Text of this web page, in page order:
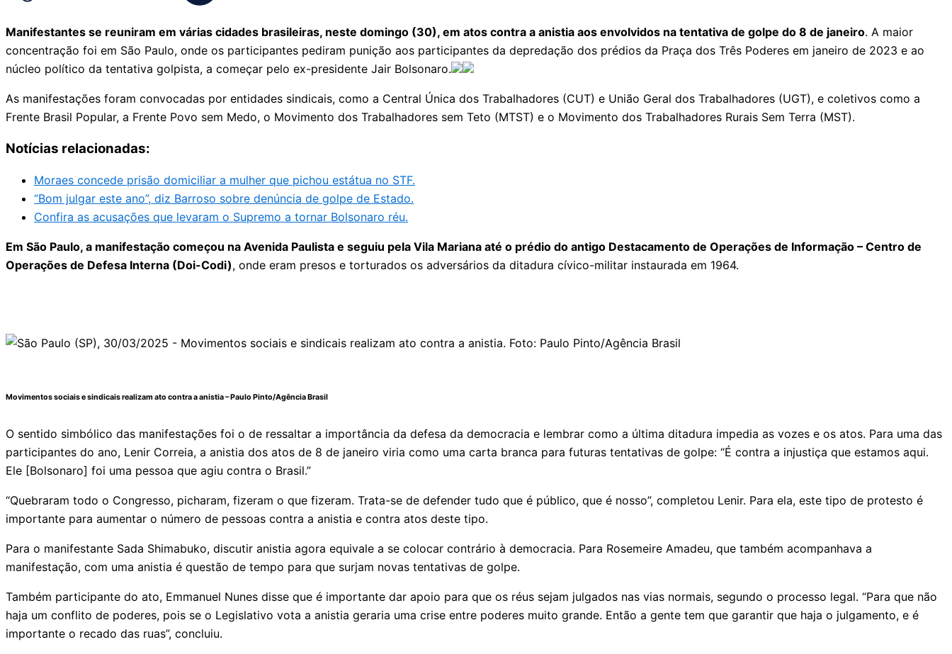
Manifestantes se reuniram em várias cidades brasileiras, neste domingo (30), em atos contra a anistia aos envolvidos na tentativa de golpe do 8 de janeiro. A maior
concentração foi em São Paulo, onde os participantes pediram punição aos participantes da depredação dos prédios da Praça dos Três Poderes em janeiro de 2023 e ao
núcleo político da tentativa golpista, a começar pelo ex-presidente Jair Bolsonaro.
As manifestações foram convocadas por entidades sindicais, como a Central Única dos Trabalhadores (CUT) e União Geral dos Trabalhadores (UGT), e coletivos como a
Frente Brasil Popular, a Frente Povo sem Medo, o Movimento dos Trabalhadores sem Teto (MTST) e o Movimento dos Trabalhadores Rurais Sem Terra (MST).
Notícias relacionadas:
Moraes concede prisão domiciliar a mulher que pichou estátua no STF.
“Bom julgar este ano”, diz Barroso sobre denúncia de golpe de Estado.
Confira as acusações que levaram o Supremo a tornar Bolsonaro réu.
Em São Paulo, a manifestação começou na Avenida Paulista e seguiu pela Vila Mariana até o prédio do antigo Destacamento de Operações de Informação – Centro de
Operações de Defesa Interna (Doi-Codi), onde eram presos e torturados os adversários da ditadura cívico-militar instaurada em 1964.
Movimentos sociais e sindicais realizam ato contra a anistia –Paulo Pinto/Agência Brasil
O sentido simbólico das manifestações foi o de ressaltar a importância da defesa da democracia e lembrar como a última ditadura impedia as vozes e os atos. Para uma das
participantes do ano, Lenir Correia, a anistia dos atos de 8 de janeiro viria como uma carta branca para futuras tentativas de golpe: “É contra a injustiça que estamos aqui.
Ele [Bolsonaro] foi uma pessoa que agiu contra o Brasil.”
“Quebraram todo o Congresso, picharam, fizeram o que fizeram. Trata-se de defender tudo que é público, que é nosso”, completou Lenir. Para ela, este tipo de protesto é
importante para aumentar o número de pessoas contra a anistia e contra atos deste tipo.
Para o manifestante Sada Shimabuko, discutir anistia agora equivale a se colocar contrário à democracia. Para Rosemeire Amadeu, que também acompanhava a
manifestação, com uma anistia é questão de tempo para que surjam novas tentativas de golpe.
Também participante do ato, Emmanuel Nunes disse que é importante dar apoio para que os réus sejam julgados nas vias normais, segundo o processo legal. “Para que não
haja um conflito de poderes, pois se o Legislativo vota a anistia geraria uma crise entre poderes muito grande. Então a gente tem que garantir que haja o julgamento, e é
importante o recado das ruas”, concluiu.